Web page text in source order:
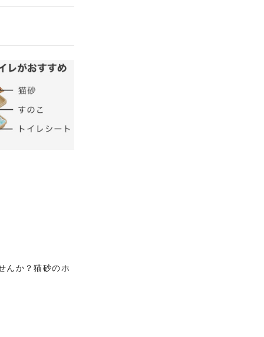
んか？猫砂のホ